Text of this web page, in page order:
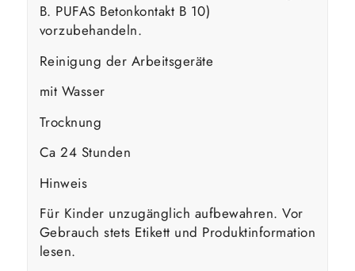
B. PUFAS Betonkontakt B 10)
vorzubehandeln.
Reinigung der Arbeitsgeräte
mit Wasser
Trocknung
Ca 24 Stunden
Hinweis
Für Kinder unzugänglich aufbewahren. Vor
Gebrauch stets Etikett und Produktinformation
lesen.